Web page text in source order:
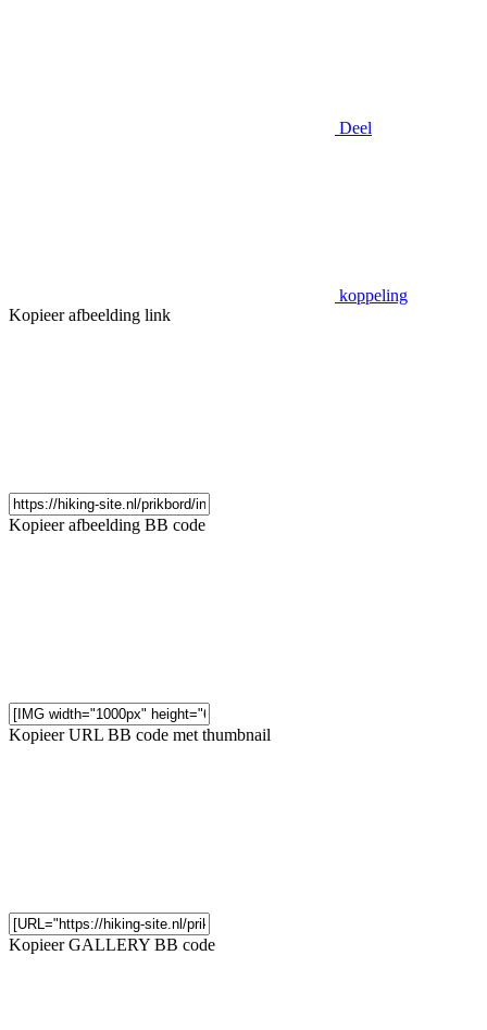
Deel
koppeling
Kopieer afbeelding link
Kopieer afbeelding BB code
Kopieer URL BB code met thumbnail
Kopieer GALLERY BB code